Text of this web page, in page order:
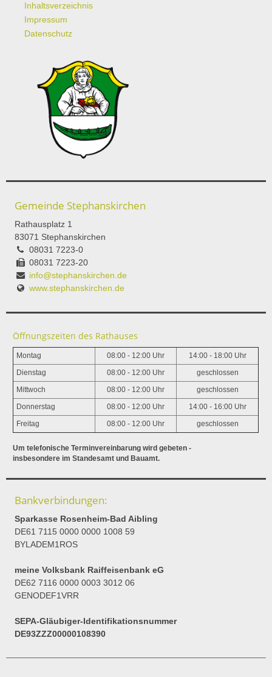
Inhaltsverzeichnis
Impressum
Datenschutz
Gemeinde Stephanskirchen
Rathausplatz 1
83071 Stephanskirchen
08031 7223-0
08031 7223-20
info@stephanskirchen.de
www.stephanskirchen.de
Öffnungszeiten des Rathauses
Montag 08:00 - 12:00 Uhr 14:00 - 18:00 Uhr
Dienstag 08:00 - 12:00 Uhr geschlossen
Mittwoch 08:00 - 12:00 Uhr geschlossen
Donnerstag 08:00 - 12:00 Uhr 14:00 - 16:00 Uhr
Freitag 08:00 - 12:00 Uhr geschlossen
Um telefonische Terminvereinbarung wird gebeten -
insbesondere im Standesamt und Bauamt.
Bankverbindungen:
Sparkasse Rosenheim-Bad Aibling
DE61 7115 0000 0000 1008 59
BYLADEM1ROS
meine Volksbank Raiffeisenbank eG
DE62 7116 0000 0003 3012 06
GENODEF1VRR
SEPA-Gläubiger-Identifikationsnummer
DE93ZZZ00000108390